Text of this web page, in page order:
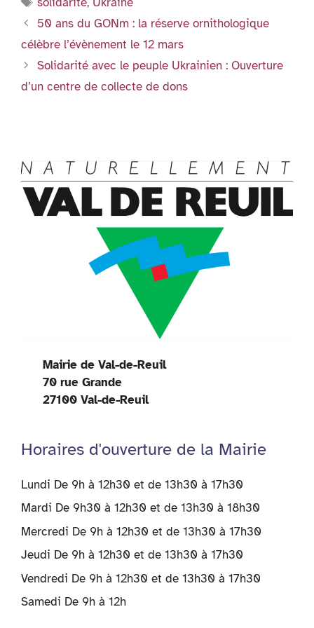
o
o
k
n
p
g
er
e
n
dl
y
er
50 ans du GONm : la réserve ornithologique
célèbre l’évènement le 12 mars
Solidarité avec le peuple Ukrainien : Ouverture
d’un centre de collecte de dons
Mairie de Val-de-Reuil
70 rue Grande
27100 Val-de-Reuil
Horaires d'ouverture de la Mairie
Lundi De 9h à 12h30 et de 13h30 à 17h30
Mardi De 9h30 à 12h30 et de 13h30 à 18h30
Mercredi De 9h à 12h30 et de 13h30 à 17h30
Jeudi De 9h à 12h30 et de 13h30 à 17h30
Vendredi De 9h à 12h30 et de 13h30 à 17h30
Samedi De 9h à 12h